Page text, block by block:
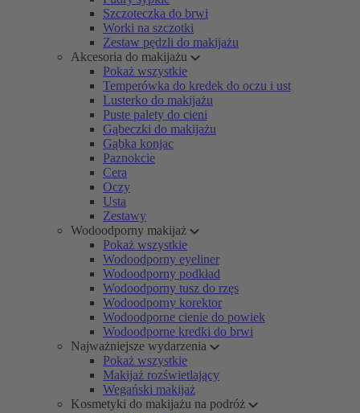
Szczoteczka do brwi
Worki na szczotki
Zestaw pędzli do makijażu
Akcesoria do makijażu
Pokaż wszystkie
Temperówka do kredek do oczu i ust
Lusterko do makijażu
Puste palety do cieni
Gąbeczki do makijażu
Gąbka konjac
Paznokcie
Cera
Oczy
Usta
Zestawy
Wodoodporny makijaż
Pokaż wszystkie
Wodoodporny eyeliner
Wodoodporny podkład
Wodoodporny tusz do rzęs
Wodoodporny korektor
Wodoodporne cienie do powiek
Wodoodporne kredki do brwi
Najważniejsze wydarzenia
Pokaż wszystkie
Makijaż rozświetlający
Wegański makijaż
Kosmetyki do makijażu na podróż